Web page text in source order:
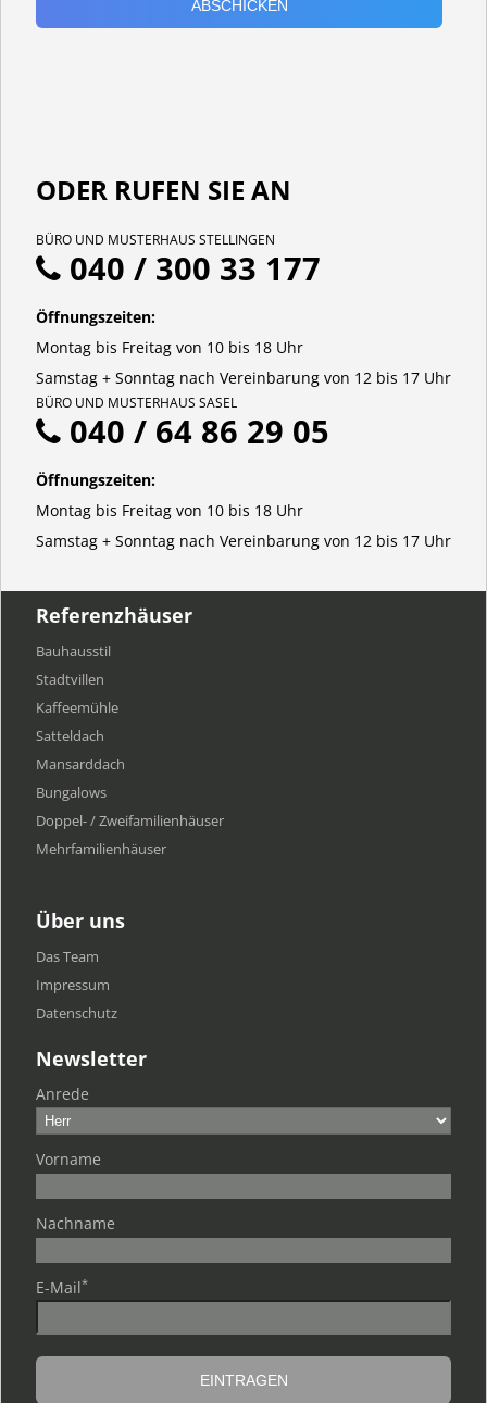
ODER RUFEN SIE AN
BÜRO UND MUSTERHAUS STELLINGEN
040 / 300 33 177
Öffnungszeiten:
Montag bis Freitag von 10 bis 18 Uhr
Samstag + Sonntag nach Vereinbarung von 12 bis 17 Uhr
BÜRO UND MUSTERHAUS SASEL
040 / 64 86 29 05
Öffnungszeiten:
Montag bis Freitag von 10 bis 18 Uhr
Samstag + Sonntag nach Vereinbarung von 12 bis 17 Uhr
Referenzhäuser
Bauhausstil
Stadtvillen
Kaffeemühle
Satteldach
Mansarddach
Bungalows
Doppel- / Zweifamilienhäuser
Mehrfamilien​häuser
Über uns
Das Team
Impressum
Datenschutz
Newsletter
Anrede
Vorname
Nachname
E-Mail*